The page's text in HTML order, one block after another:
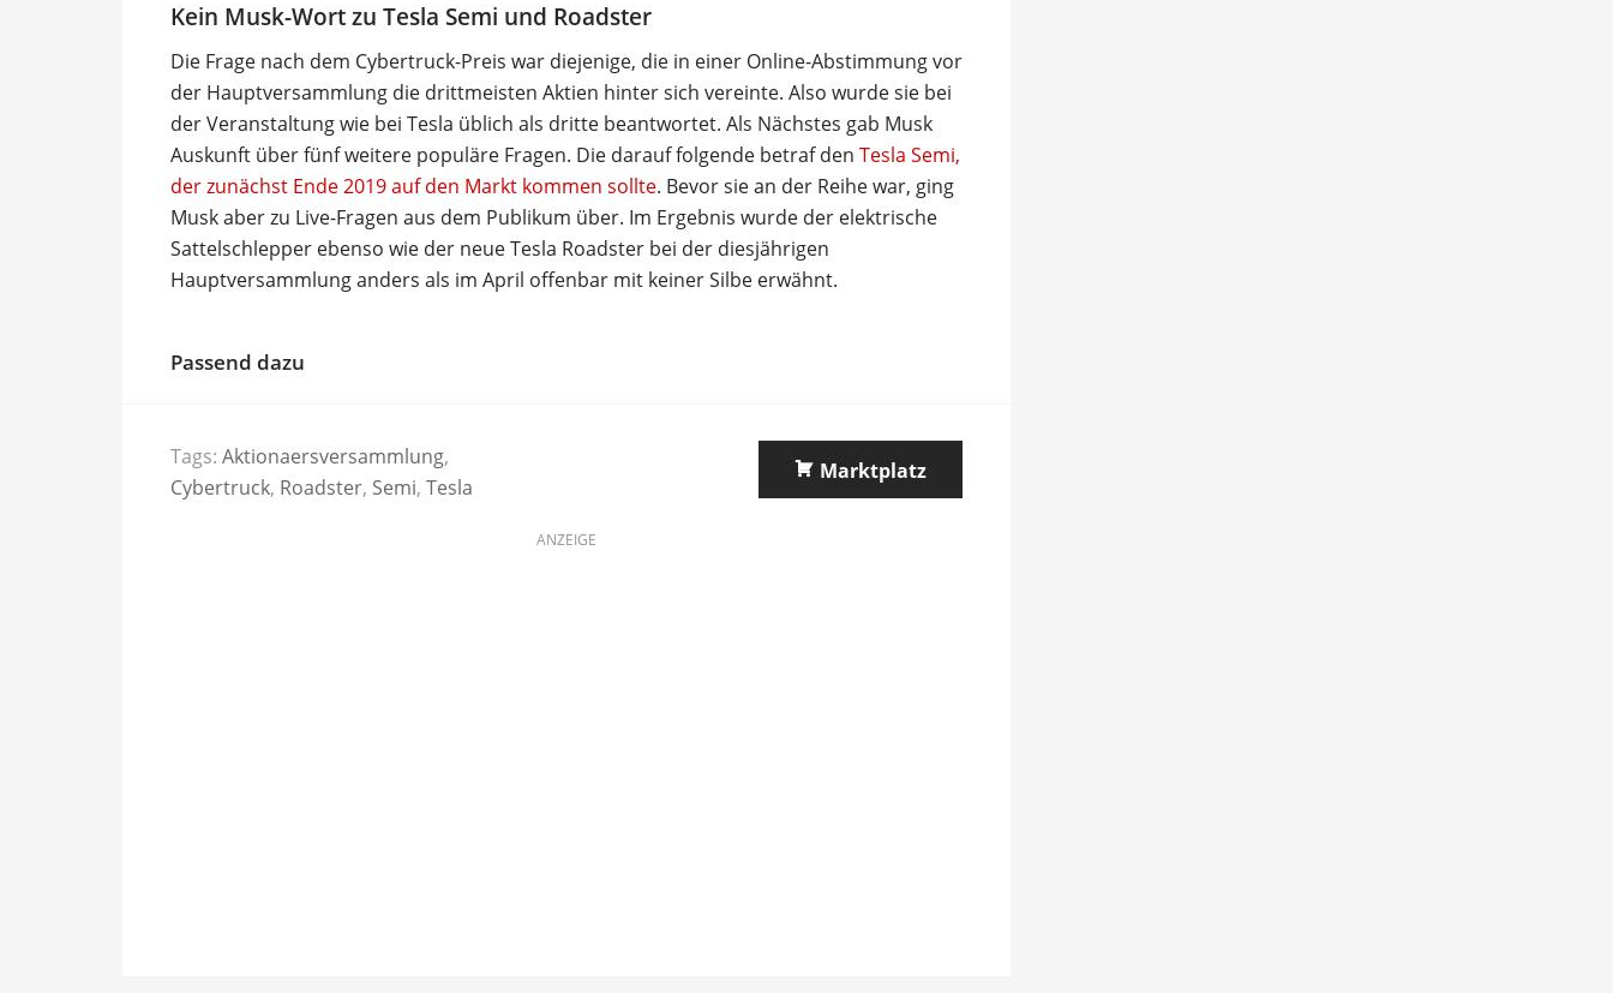
Kein Musk-Wort zu Tesla Semi und Roadster
Die Frage nach dem Cybertruck-Preis war diejenige, die in einer Online-Abstimmung vor
der Hauptversammlung die drittmeisten Aktien hinter sich vereinte. Also wurde sie bei
der Veranstaltung wie bei Tesla üblich als dritte beantwortet. Als Nächstes gab Musk
Auskunft über fünf weitere populäre Fragen. Die darauf folgende betraf den Tesla Semi,
der zunächst Ende 2019 auf den Markt kommen sollte. Bevor sie an der Reihe war, ging
Musk aber zu Live-Fragen aus dem Publikum über. Im Ergebnis wurde der elektrische
Sattelschlepper ebenso wie der neue Tesla Roadster bei der diesjährigen
Hauptversammlung anders als im April offenbar mit keiner Silbe erwähnt.
Passend dazu
Tags: Aktionaersversammlung,
Cybertruck, Roadster, Semi, Tesla
Marktplatz
ANZEIGE